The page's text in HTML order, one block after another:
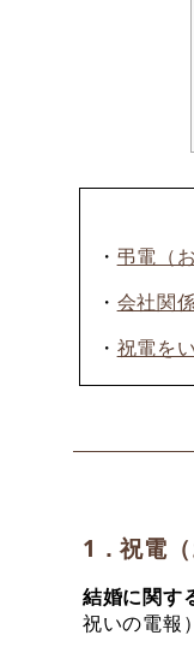
・ 弔電（
・ 会社関
・ 祝電を
1．祝電
結婚に関す
祝いの電報